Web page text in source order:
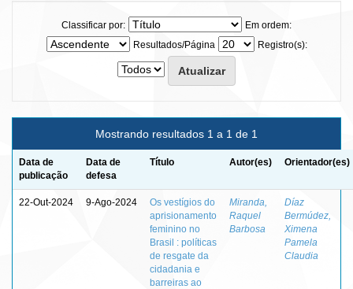
Classificar por:
Em ordem:
Resultados/Página
Registro(s):
Mostrando resultados 1 a 1 de 1
Data de
publicação
Data de
defesa
Título Autor(es) Orientador(es)
22-Out-2024 9-Ago-2024
Os vestígios do
aprisionamento
feminino no
Brasil : políticas
de resgate da
cidadania e
barreiras ao
Miranda,
Raquel
Barbosa
Díaz
Bermúdez,
Ximena
Pamela
Claudia